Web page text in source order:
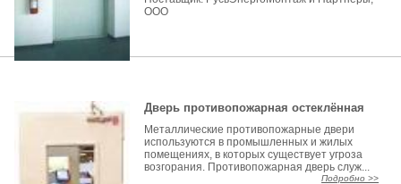
ООО
Дверь противопожарная остеклённая
Металлические противопожарные двери
используются в промышленных и жилых
помещениях, в которых существует угроза
возгорания. Противопожарная дверь служ...
Подробно >>